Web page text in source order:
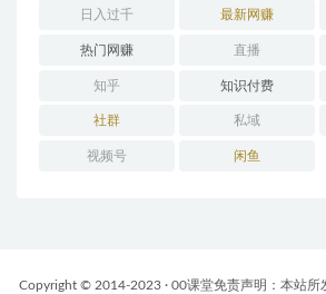
日入过千 最新网赚
热门网赚 直播
知乎 知识付费
社群 私域
视频号 闲鱼
Copyright © 2014-2023 · 00课堂免责声明：本站所